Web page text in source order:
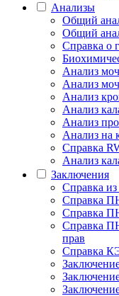
Анализы
Общий
Общий
Справка о
Анализ
Анализ
Анализ
Анализ
Анализ
Анализ на
Справка
Анализ
Заключения
Cправка
Справка
Справка
Справка
прав
Справка